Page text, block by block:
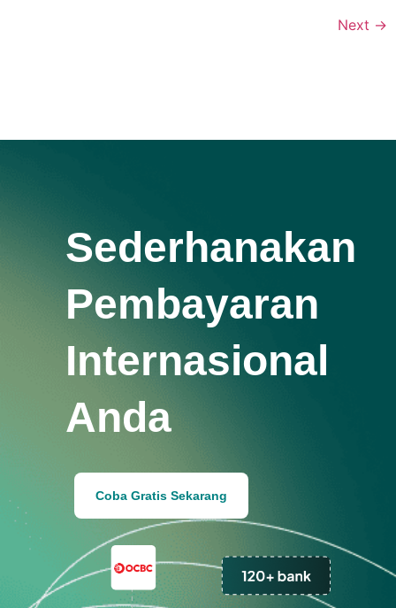
Next →
Sederhanakan
Pembayaran
Internasional
Anda
Coba Gratis Sekarang